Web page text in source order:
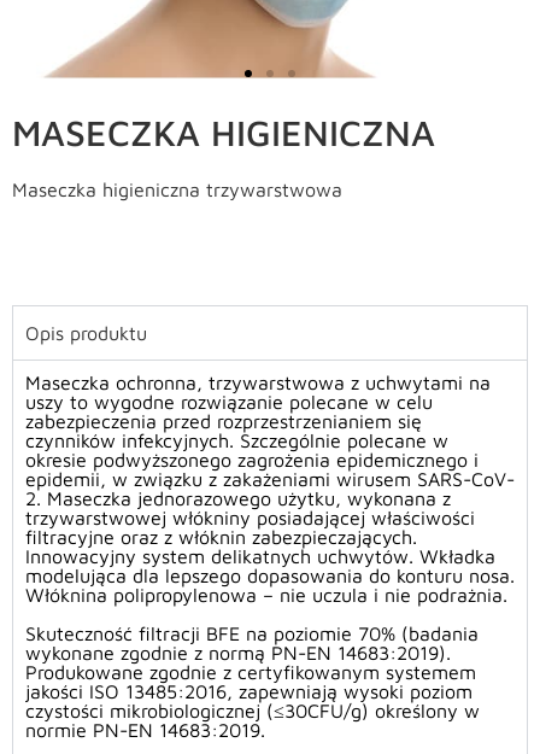
MASECZKA HIGIENICZNA
Maseczka higieniczna trzywarstwowa
Opis produktu
Maseczka ochronna, trzywarstwowa z uchwytami na
uszy to wygodne rozwiązanie polecane w celu
zabezpieczenia przed rozprzestrzenianiem się
czynników infekcyjnych. Szczególnie polecane w
okresie podwyższonego zagrożenia epidemicznego i
epidemii, w związku z zakażeniami wirusem SARS-CoV-
2. Maseczka jednorazowego użytku, wykonana z
trzywarstwowej włókniny posiadającej właściwości
filtracyjne oraz z włóknin zabezpieczających.
Innowacyjny system delikatnych uchwytów. Wkładka
modelująca dla lepszego dopasowania do konturu nosa.
Włóknina polipropylenowa – nie uczula i nie podrażnia.
Skuteczność filtracji BFE na poziomie 70% (badania
wykonane zgodnie z normą PN-EN 14683:2019).
Produkowane zgodnie z certyfikowanym systemem
jakości ISO 13485:2016, zapewniają wysoki poziom
czystości mikrobiologicznej (≤30CFU/g) określony w
normie PN-EN 14683:2019.